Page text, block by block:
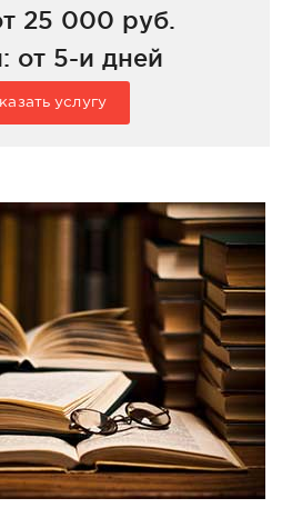
25 000 руб.
от 5-и дней
услугу